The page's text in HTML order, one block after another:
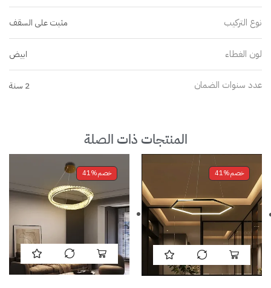
نوع التركيب مثبت على السقف
لون الغطاء ابيض
عدد سنوات الضمان 2 سنة
المنتجات ذات الصلة
خصم41% خصم41%